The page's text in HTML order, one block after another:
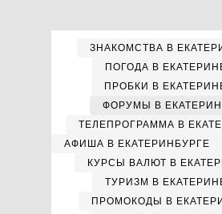
ЗНАКОМСТВА В
ПОГОДА В
ПРОБКИ В
ФОРУМЫ В
ТЕЛЕПРОГРАММА В
АФИША В ЕКАТЕРИНБУРГЕ
КУРСЫ ВАЛЮТ В
ТУРИЗМ В
ПРОМОКОДЫ В